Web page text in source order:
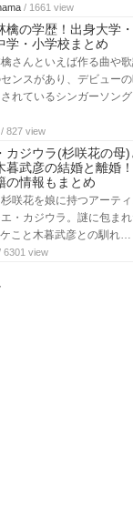
/ 1661 view
檎の学歴！出身大学
学・小学校まとめ
さんといえば作る曲や
ンスがあり、デビュー
れているシンガーソング
/ 827 view
カジウラ(杉咲花の母)
暮武彦の結婚と離婚
の情報もまとめ
咲花を娘に持つアーテ
エ・カジウラ。謎に包ま
こと木暮武彦との馴れ…
6301 view